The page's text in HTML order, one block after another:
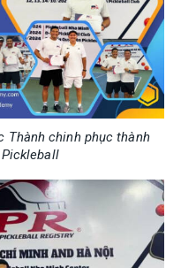
Thành chinh phục thành